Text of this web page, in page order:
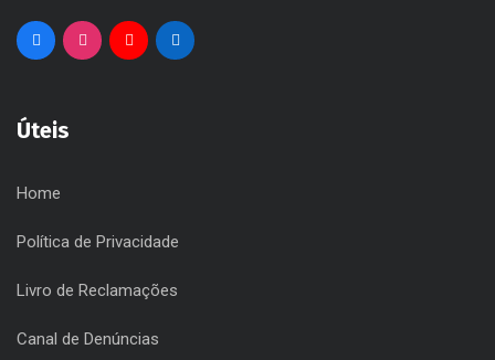
Úteis
Home
Política de Privacidade
Livro de Reclamações
Canal de Denúncias